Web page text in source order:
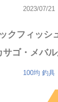
2023/07/21
クフィッ
ゴ・メバル
100均 釣具